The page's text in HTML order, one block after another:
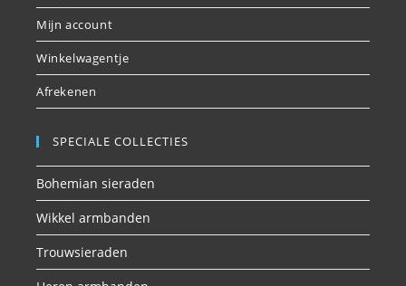
Mijn account
Winkelwagentje
Afrekenen
SPECIALE COLLECTIES
Bohemian sieraden
Wikkel armbanden
Trouwsieraden